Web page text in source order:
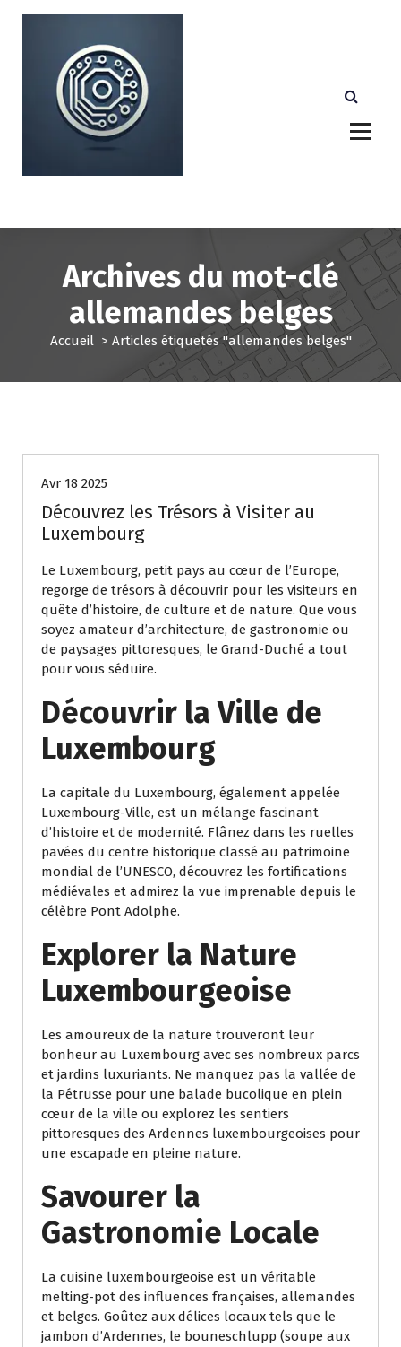
e
Archives du mot-clé
allemandes belges
Accueil> Articles étiquetés "allemandes belges"
Avr 18 2025
Découvrez les Trésors à Visiter au
Luxembourg
Le Luxembourg, petit pays au cœur de l’Europe,
regorge de trésors à découvrir pour les visiteurs en
quête d’histoire, de culture et de nature. Que vous
soyez amateur d’architecture, de gastronomie ou
de paysages pittoresques, le Grand-Duché a tout
pour vous séduire.
Découvrir la Ville de
Luxembourg
La capitale du Luxembourg, également appelée
Luxembourg-Ville, est un mélange fascinant
d’histoire et de modernité. Flânez dans les ruelles
pavées du centre historique classé au patrimoine
mondial de l’UNESCO, découvrez les fortifications
médiévales et admirez la vue imprenable depuis le
célèbre Pont Adolphe.
Explorer la Nature
Luxembourgeoise
Les amoureux de la nature trouveront leur
bonheur au Luxembourg avec ses nombreux parcs
et jardins luxuriants. Ne manquez pas la vallée de
la Pétrusse pour une balade bucolique en plein
cœur de la ville ou explorez les sentiers
pittoresques des Ardennes luxembourgeoises pour
une escapade en pleine nature.
Savourer la
Gastronomie Locale
La cuisine luxembourgeoise est un véritable
melting-pot des influences françaises, allemandes
et belges. Goûtez aux délices locaux tels que le
jambon d’Ardennes, le bouneschlupp (soupe aux